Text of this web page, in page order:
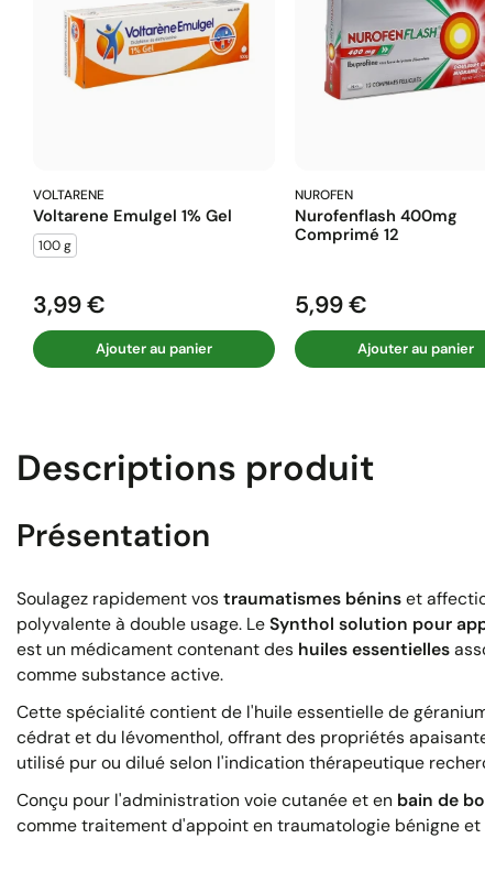
VOLTARENE
Voltarene Emulgel 1% Gel
100 g
Prix
3,99 €
Ajouter au panier
NUROFEN
Nurofenflash 400mg
Comprimé 12
Prix
5,99 €
Ajouter au panier
Descriptions produit
Présentation
Soulagez rapidement vos traumatismes béninset
polyvalente à double usage. LeSynthol solution pour
est un médicament contenant des huiles essentielles
comme substance active.
Cette spécialité contient de l'huile essentielle de
cédrat et du lévomenthol, offrant des propriétés
utilisé pur ou dilué selon l'indication thérapeutique
Conçu pour l'administration voie cutanée et en bain de
comme traitement d'appoint en traumatologie bénigne